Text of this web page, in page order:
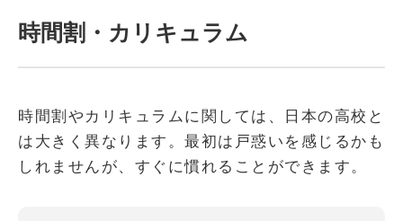
時間割・カリキュラム
時間割やカリキュラムに関しては、日本の高校と
は大きく異なります。最初は戸惑いを感じるかも
しれませんが、すぐに慣れることができます。